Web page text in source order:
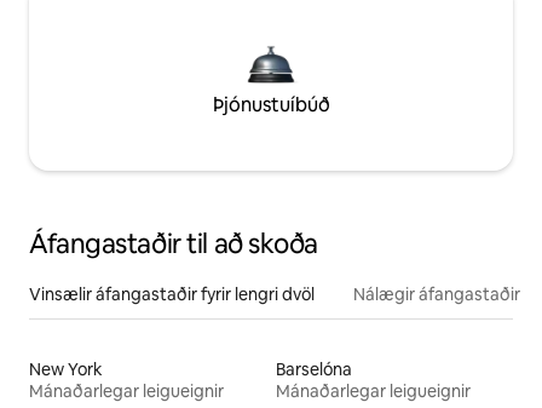
Þjónustuíbúð
Áfangastaðir til að skoða
Vinsælir áfangastaðir fyrir lengri dvöl Nálægir áfangastaðir
New York
Mánaðarlegar leigueignir
Barselóna
Mánaðarlegar leigueignir